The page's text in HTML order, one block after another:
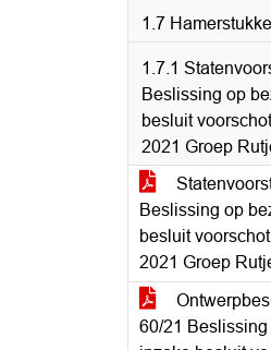
1.7
1.7.1
Beslissing op
besluit
2021 Groep
Beslissing op
besluit
2021 Groep
60/21